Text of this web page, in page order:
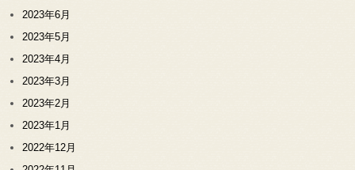
2023年6月
2023年5月
2023年4月
2023年3月
2023年2月
2023年1月
2022年12月